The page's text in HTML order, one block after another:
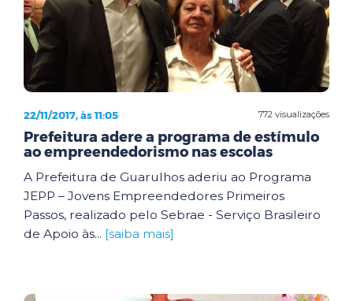
772 visualizações
22/11/2017, às 11:05
Prefeitura adere a programa de estímulo
ao empreendedorismo nas escolas
A Prefeitura de Guarulhos aderiu ao Programa
JEPP – Jovens Empreendedores Primeiros
Passos, realizado pelo Sebrae - Serviço Brasileiro
de Apoio às... [saiba mais]